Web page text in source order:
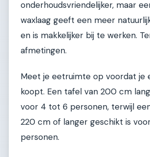
onderhoudsvriendelijker, maar
waxlaag geeft een meer
en is makkelijker bij te werken.
afmetingen.
Meet je eetruimte op voordat je
koopt. Een tafel van 200 cm
voor 4 tot 6 personen, terwijl
220 cm of langer geschikt is
personen.